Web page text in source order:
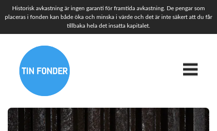
Historisk avkastning är ingen garanti för framtida avkastning. De pengar som
placeras i fonden kan både öka och minska i värde och det är inte säkert att du får
tillbaka hela det insatta kapitalet.